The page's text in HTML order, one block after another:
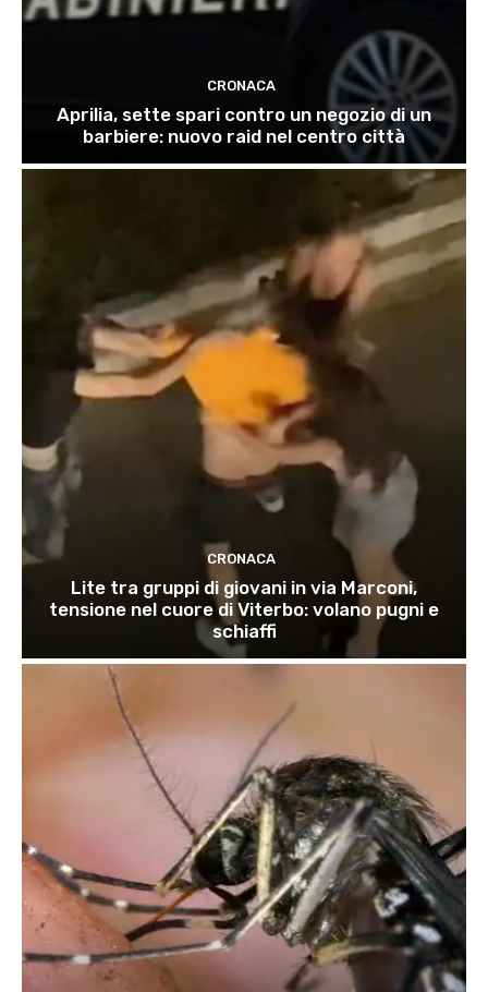
CRONACA
Aprilia, sette spari contro un negozio di un
barbiere: nuovo raid nel centro città
CRONACA
Lite tra gruppi di giovani in via Marconi,
tensione nel cuore di Viterbo: volano pugni e
schiaffi